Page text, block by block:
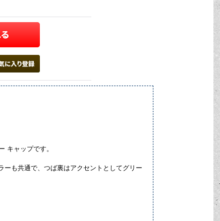
キャップです。
も共通で、つば裏はアクセントとしてグリー